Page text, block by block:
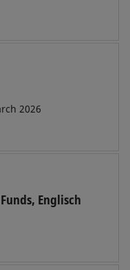
2026
Englisch